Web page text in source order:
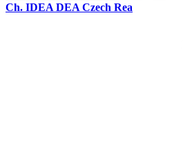
Ch. IDEA DEA Czech Rea